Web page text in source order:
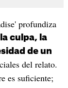
profundiza
culpa, la
de un
del relato.
es suficiente;